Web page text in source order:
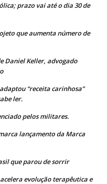
prazo vai até o dia 30 de
que aumenta número de
Daniel Keller, advogado
“receita carinhosa”
ler.
pelos militares.
lançamento da Marca
que parou de sorrir
evolução terapêutica e